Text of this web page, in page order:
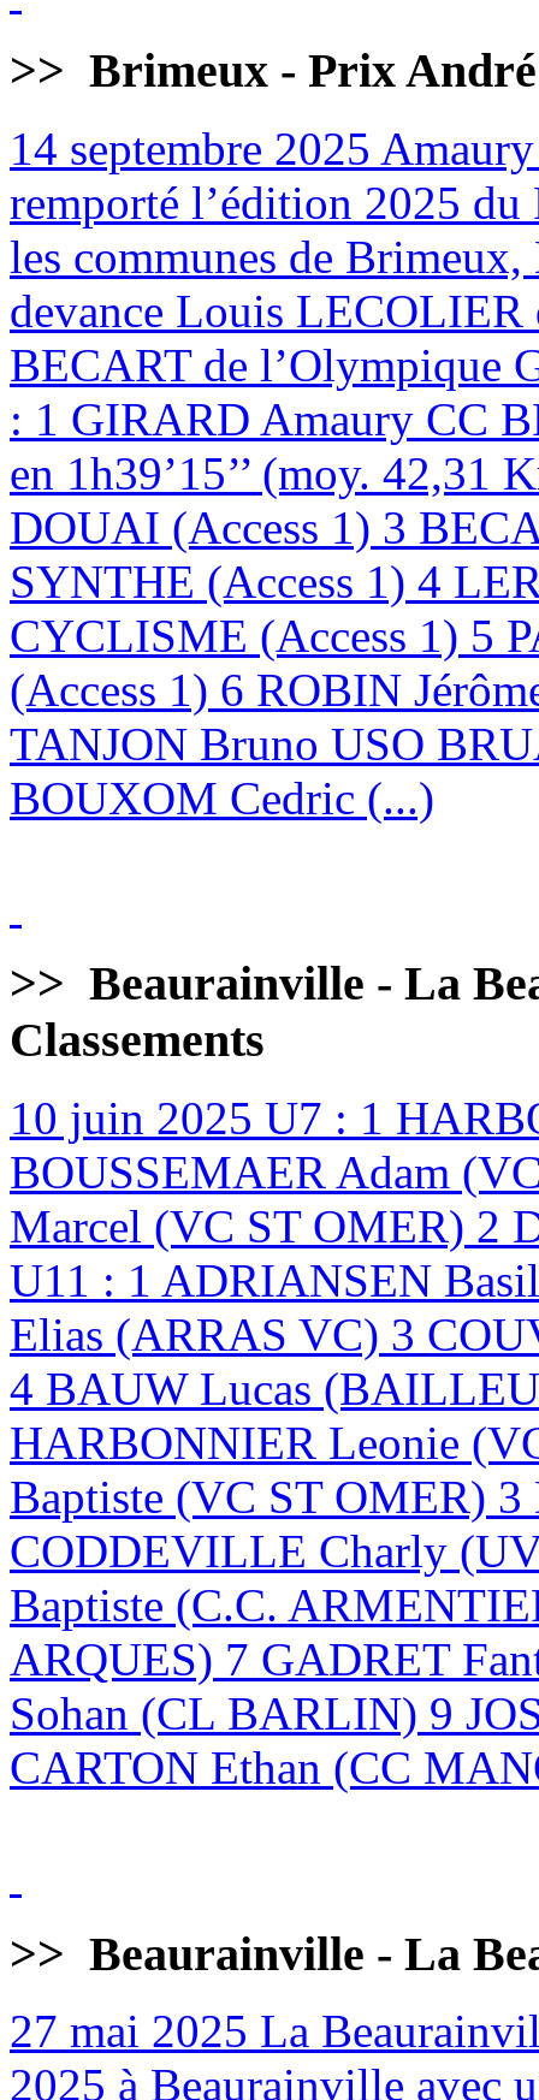
>> Brimeux - Prix André
14 septembre 2025
remporté l’édition 2025
les communes de
devance Louis
BECART de l’Olympique
: 1 GIRARD Amaury CC
en 1h39’15’’ (moy.
DOUAI (Access 1) 3
SYNTHE (Access 1) 4
CYCLISME (Access 1) 5
(Access 1) 6 ROBIN
TANJON Bruno USO
BOUXOM Cedric (...)
>> Beaurainville - La
Classements
10 juin 2025 U7 : 1
BOUSSEMAER Adam
Marcel (VC ST OMER) 2
U11 : 1 ADRIANSEN
Elias (ARRAS VC) 3
4 BAUW Lucas
HARBONNIER Leonie
Baptiste (VC ST OMER)
CODDEVILLE Charly
Baptiste (C.C.
ARQUES) 7 GADRET
Sohan (CL BARLIN) 9
CARTON Ethan (CC
>> Beaurainville - La
27 mai 2025 La
2025 à Beaurainville avec